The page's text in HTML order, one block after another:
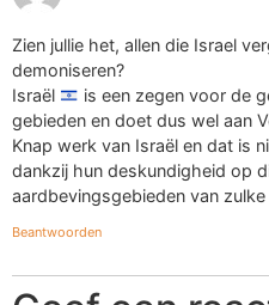
Zien jullie het, allen die Israel
demoniseren?
Israël
is een zegen voor de
gebieden en doet dus wel aan
Knap werk van Israël en dat is
dankzij hun deskundigheid op
aardbevingsgebieden van
Beantwoorden